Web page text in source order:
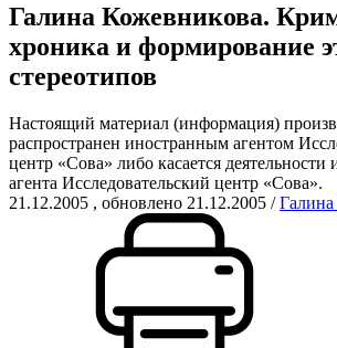
Галина Кожевникова.
хроника и формирование
стереотипов
Настоящий материал (информация)
распространен иностранным агентом
центр «Сова» либо касается деятельности
агента Исследовательский центр «Сова».
21.12.2005 , обновлено 21.12.2005 /